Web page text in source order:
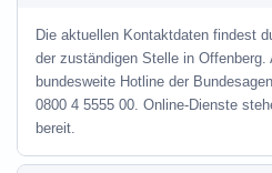
Die aktuellen Kontaktdaten findest
der zuständigen Stelle in
bundesweite Hotline der
0800 4 5555 00. Online-Dienste
bereit.